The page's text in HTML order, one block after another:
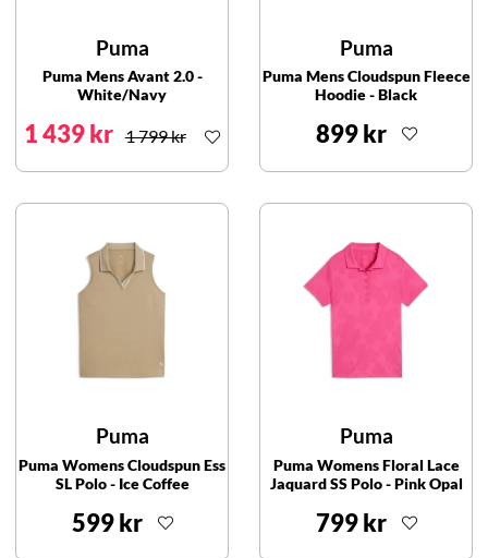
Puma
Puma Mens Avant 2.0 -
White/Navy
1 439 kr 1 799 kr
Puma
Puma Mens Cloudspun Fleece
Hoodie - Black
899 kr
Puma
Puma Womens Cloudspun Ess
SL Polo - Ice Coffee
599 kr
Puma
Puma Womens Floral Lace
Jaquard SS Polo - Pink Opal
799 kr